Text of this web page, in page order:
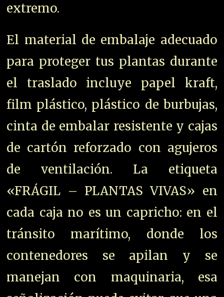
extremo.
El material de embalaje adecuado
para proteger tus plantas durante
el traslado incluye papel kraft,
film plástico, plástico de burbujas,
cinta de embalar resistente y cajas
de cartón reforzado con agujeros
de ventilación. La etiqueta
«FRÁGIL – PLANTAS VIVAS» en
cada caja no es un capricho: en el
tránsito marítimo, donde los
contenedores se apilan y se
manejan con maquinaria, esa